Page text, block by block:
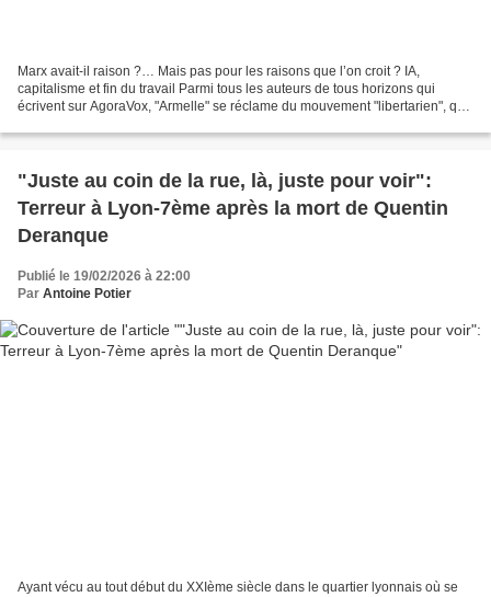
Marx avait-il raison ?… Mais pas pour les raisons que l’on croit ? IA,
capitalisme et fin du travail Parmi tous les auteurs de tous horizons qui
écrivent sur AgoraVox, "Armelle" se réclame du mouvement "libertarien", qui
"Juste au coin de la rue, là, juste pour voir":
Terreur à Lyon-7ème après la mort de Quentin
Deranque
Publié le 19/02/2026 à 22:00
Par Antoine Potier
Ayant vécu au tout début du XXIème siècle dans le quartier lyonnais où se